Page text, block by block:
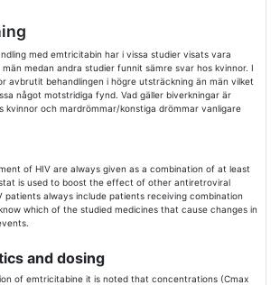
med emtricitabin har i vissa studier visats vara
medan andra studier funnit sämre svar hos kvinnor. I
avbrutit behandlingen i högre utsträckning än män vilket
något motstridiga fynd. Vad gäller biverkningar är
kvinnor och mardrömmar/konstiga drömmar vanligare
of HIV are always given as a combination of at least
is used to boost the effect of other antiretroviral
patients always include patients receiving combination
which of the studied medicines that cause changes in
and dosing
of emtricitabine it is noted that concentrations (Cmax